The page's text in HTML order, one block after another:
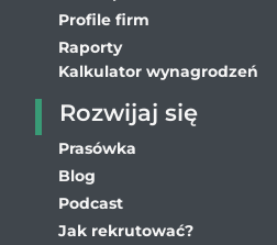
Profile firm
Raporty
Kalkulator wynagrodzeń
Rozwijaj się
Prasówka
Blog
Podcast
Jak rekrutować?